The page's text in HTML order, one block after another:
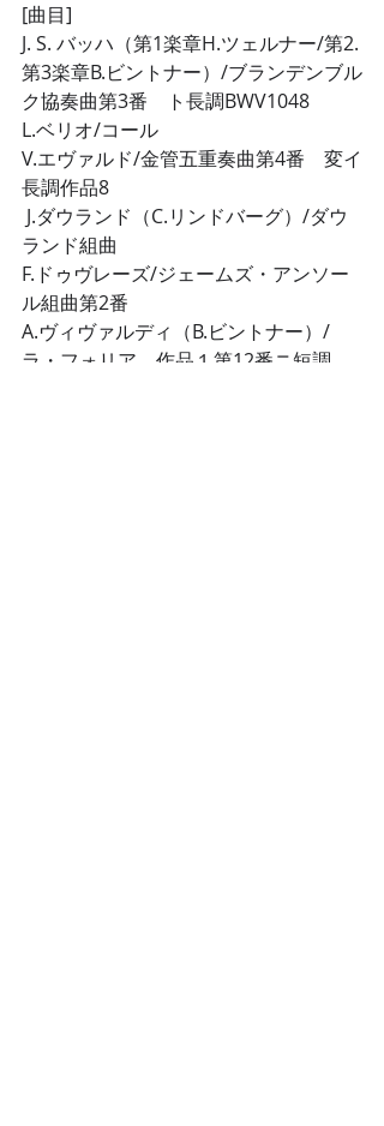
[曲目]
J. S. バッハ（第1楽章H.ツェルナー/第2.
第3楽章B.ビントナー）/ブランデンブル
ク協奏曲第3番　ト長調BWV1048
L.ベリオ/コール
V.エヴァルド/金管五重奏曲第4番　変イ
長調作品8
ランド組曲
F.ドゥヴレーズ/ジェームズ・アンソー
ル組曲第2番
A.ヴィヴァルディ（B.ビントナー）/
ラ・フォリア　作品１第12番ニ短調